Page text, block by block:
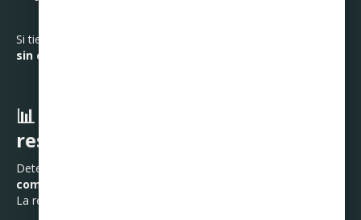
Si tienes dudas, recuerda que
sin costo
📊 5. Fija un presupuesto y
respétalo
Determina cuánto puedes gastar
comida, transporte, ahorro o servicios
La regla del 50-30-20 puede ayudarte: